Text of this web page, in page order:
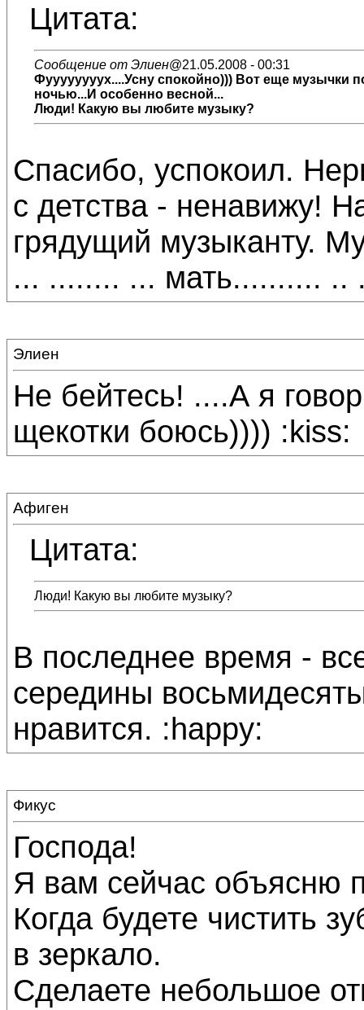
Цитата:
Сообщение от Элиен@21.05.2008 - 00:31
Фуууууууух....Усну спокойно))) Вот еще музычки
ночью...И особенно весной...
Люди! Какую вы любите музыку?
Спасибо, успокоил.
с детства - ненавижу!
грядущий музыканту.
... ........ ... мать.......... ..
Элиен
Не бейтесь! ....А я
щекотки боюсь)))) :kiss:
Афиген
Цитата:
Люди! Какую вы любите музыку?
В последнее время -
середины
нравится. :happy:
Фикус
Господа!
Я вам сейчас объясню
Когда будете чистить
в зеркало.
Сделаете небольшое